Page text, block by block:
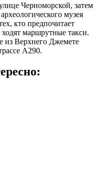
Черноморской, затем
музея
кто предпочитает
маршрутные такси.
из Верхнего Джемете
А290.